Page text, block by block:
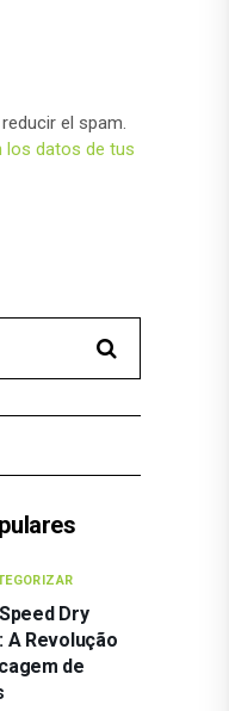
el spam.
los datos de tus
Dry
A Revolução
de